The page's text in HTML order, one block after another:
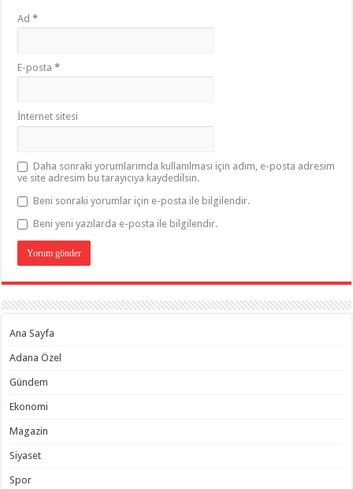
Ad*
E-posta*
İnternet sitesi
Daha sonraki yorumlarımda kullanılması için adım, e-posta adresim
ve site adresim bu tarayıcıya kaydedilsin.
Beni sonraki yorumlar için e-posta ile bilgilendir.
Beni yeni yazılarda e-posta ile bilgilendir.
Ana Sayfa
Adana Özel
Gündem
Ekonomi
Magazin
Siyaset
Spor